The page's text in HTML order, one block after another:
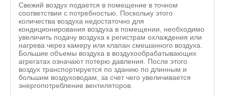
Свежий воздух подается в помещение в точном
соответствии с потребностью. Поскольку этого
количества воздуха недостаточно для
кондиционирования воздуха в помещении, необходимо
увеличить подачу воздуха к регистрам охлаждения или
нагрева через камеру или клапан смешанного воздуха.
Большие объемы воздуха в воздухообрабатывающих
агрегатах означают потерю давления. После этого
воздух транспортируется по зданию по длинным и
большим воздуховодам, за счет чего увеличивается
энергопотребление вентиляторов.